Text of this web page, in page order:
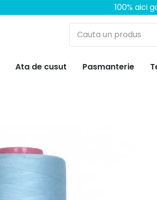
100% aici
Ata de cusut Pasmanterie